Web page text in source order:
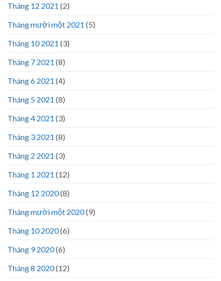
Tháng 12 2021 (2)
Tháng mười một 2021 (5)
Tháng 10 2021 (3)
Tháng 7 2021 (8)
Tháng 6 2021 (4)
Tháng 5 2021 (8)
Tháng 4 2021 (3)
Tháng 3 2021 (8)
Tháng 2 2021 (3)
Tháng 1 2021 (12)
Tháng 12 2020(8)
Tháng mười một 2020(9)
Tháng 10 2020(6)
Tháng 9 2020(6)
Tháng 8 2020(12)